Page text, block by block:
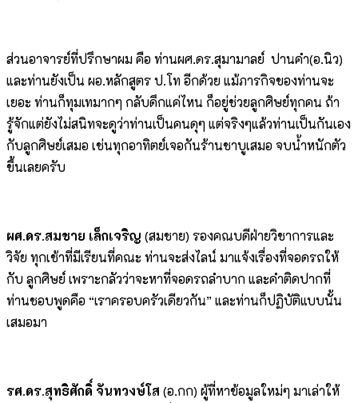
ส่วนอาจารย์ที่ปรึกษาผม คือ ท่านผศ.ดร.สุมามาลย์ ปานคำ(อ.นิว)
และท่านยังเป็น ผอ.หลักสูตร ป.โท อีกด้วย แม้ภารกิจของท่านจะ
เยอะ ท่านก็ทุมเทมากๆ กลับดึกแค่ไหน ก็อยู่ช่วยลูกศิษย์ทุกคน ถ้า
รู้จักแต่ยังไม่สนิทจะดูว่าท่านเป็นคนดุๆ แต่จริงๆแล้วท่านเป็นกันเอง
กับลูกศิษย์เสมอ เช่นทุกอาทิตย์เจอกันร้านชาบูเสมอ จบน้ำหนักตัว
ขึ้นเลยครับ
ผศ.ดร.สมชาย เล็กเจริญ (สมชาย) รองคณบดีฝ่ายวิชาการและ
วิจัย ทุกเช้าที่มีเรียนที่คณะ ท่านจะส่งไลน์ มาแจ้งเรื่องที่จอดรถให้
กับ ลูกศิษย์ เพราะกลัวว่าจะหาที่จอดรถลำบาก และคำติดปากที่
ท่านชอบพูดคือ “เราครอบครัวเดียวกัน” และท่านก็ปฏิบัติแบบนั้น
เสมอมา
รศ.ดร.สุทธิศักดิ์ จันทวงษ์โส (อ.กก) ผู้ที่หาข้อมูลใหม่ๆ มาเล่าให้